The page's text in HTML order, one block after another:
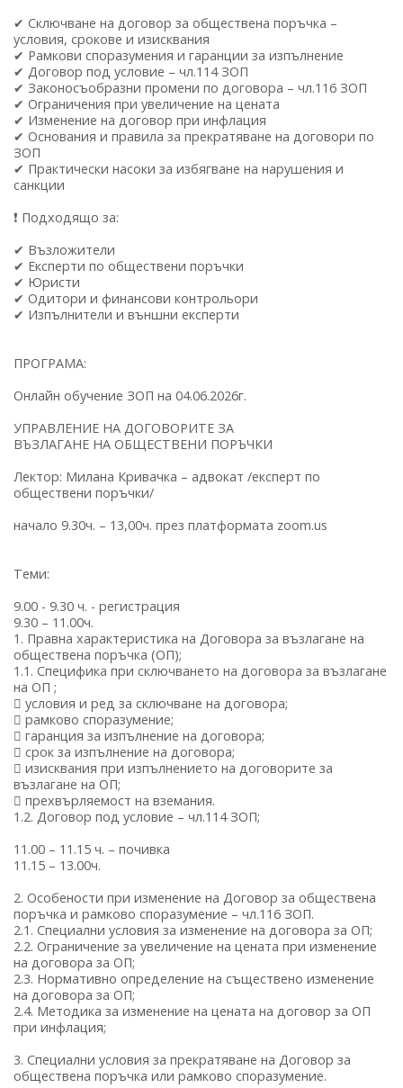
✔ Сключване на договор за обществена поръчка –
условия, срокове и изисквания
✔ Рамкови споразумения и гаранции за изпълнение
✔ Договор под условие – чл.114 ЗОП
✔ Законосъобразни промени по договора – чл.116 ЗОП
✔ Ограничения при увеличение на цената
✔ Изменение на договор при инфлация
✔ Основания и правила за прекратяване на договори по
ЗОП
✔ Практически насоки за избягване на нарушения и
санкции
❗ Подходящо за:
✔ Възложители
✔ Експерти по обществени поръчки
✔ Юристи
✔ Одитори и финансови контрольори
✔ Изпълнители и външни експерти
ПРОГРАМА:
Онлайн обучение ЗОП на 04.06.2026г.
УПРАВЛЕНИЕ НА ДОГОВОРИТЕ ЗА
ВЪЗЛАГАНЕ НА ОБЩЕСТВЕНИ ПОРЪЧКИ
Лектор: Милана Кривачка – адвокат /експерт по
обществени поръчки/
начало 9.30ч. – 13,00ч. през платформата zoom.us
Теми:
9.00 - 9.30 ч. - регистрация
9.30 – 11.00ч.
1. Правна характеристика на Договора за възлагане на
обществена поръчка (ОП);
1.1. Специфика при сключването на договора за възлагане
на ОП ;
 условия и ред за сключване на договора;
 рамково споразумение;
 гаранция за изпълнение на договора;
 срок за изпълнение на договора;
 изисквания при изпълнението на договорите за
възлагане на ОП;
 прехвърляемост на вземания.
1.2. Договор под условие – чл.114 ЗОП;
11.00 – 11.15 ч. – почивка
11.15 – 13.00ч.
2. Особености при изменение на Договор за обществена
поръчка и рамково споразумение – чл.116 ЗОП.
2.1. Специални условия за изменение на договора за ОП;
2.2. Ограничение за увеличение на цената при изменение
на договора за ОП;
2.3. Нормативно определение на съществено изменение
на договора за ОП;
2.4. Методика за изменение на цената на договор за ОП
при инфлация;
3. Специални условия за прекратяване на Договор за
обществена поръчка или рамково споразумение.